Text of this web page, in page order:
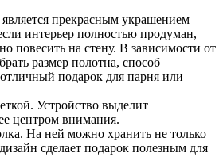
прекрасным украшением
интерьер полностью продуман,
повесить на стену. В зависимости от
размер полотна, способ
подарок для парня или
Устройство выделит
центром внимания.
На ней можно хранить не только
сделает подарок полезным для